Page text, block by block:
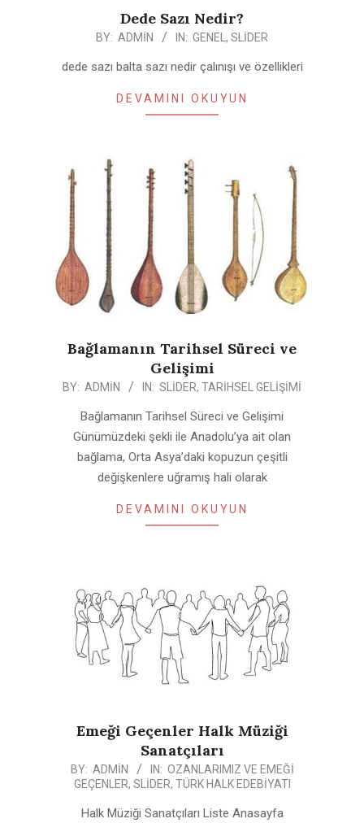
Dede Sazı Nedir?
BY: ADMIN IN: GENEL , SLIDER
dede sazı balta sazı nedir çalınışı ve özellikleri
DEVAMINI OKUYUN
Bağlamanın Tarihsel Süreci ve
Gelişimi
2020-
BY: ADMIN IN: SLIDER, TARIHSEL GELIŞIMI
Bağlamanın Tarihsel Süreci ve Gelişimi
Günümüzdeki şekli ile Anadolu’ya ait olan
bağlama, Orta Asya’daki kopuzun çeşitli
değişkenlere uğramış hali olarak
DEVAMINI OKUYUN
Emeği Geçenler Halk Müziği
Sanatçıları
2020-BY: ADMIN IN: OZANLARIMIZ VE EMEĞI
GEÇENLER, SLIDER, TÜRK HALK EDEBIYATI
Halk Müziği Sanatçıları Liste Anasayfa